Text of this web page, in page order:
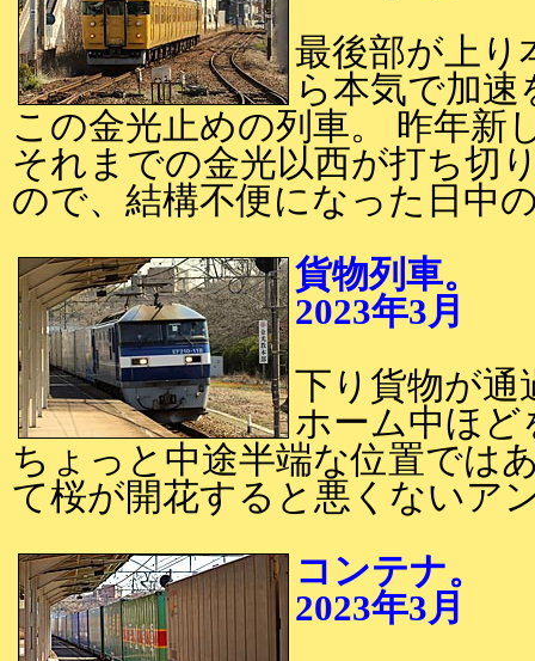
最後部が上り
ら本気で加
この金光止めの列車。 昨年新
それまでの金光以西が打ち切
ので、結構不便になった日中
貨物列車。
2023年3月
下り貨物が通
ホーム中ほど
ちょっと中途半端な位置では
て桜が開花すると悪くないア
コンテナ。
2023年3月